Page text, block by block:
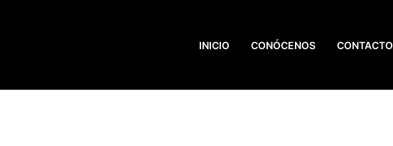
INICIO CONÓCENOS CONTACTO